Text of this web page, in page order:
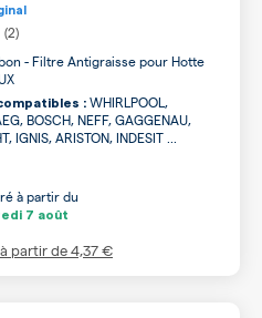
(2)
- Filtre Antigraisse pour Hotte
: WHIRLPOOL,
BOSCH, NEFF, GAGGENAU,
IGNIS, ARISTON, INDESIT ...
à partir du
7 août
partir de4,37 €